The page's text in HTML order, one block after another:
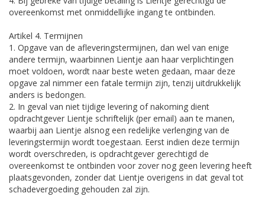
overeenkomst met onmiddellijke ingang te ontbinden.
Artikel 4. Termijnen
1. Opgave van de afleveringstermijnen, dan wel van enige
andere termijn, waarbinnen Lientje aan haar verplichtingen
moet voldoen, wordt naar beste weten gedaan, maar deze
opgave zal nimmer een fatale termijn zijn, tenzij uitdrukkelijk
anders is bedongen.
2. In geval van niet tijdige levering of nakoming dient
opdrachtgever Lientje schriftelijk (per email) aan te manen,
waarbij aan Lientje alsnog een redelijke verlenging van de
leveringstermijn wordt toegestaan. Eerst indien deze termijn
wordt overschreden, is opdrachtgever gerechtigd de
overeenkomst te ontbinden voor zover nog geen levering heeft
plaatsgevonden, zonder dat Lientje overigens in dat geval tot
schadevergoeding gehouden zal zijn.